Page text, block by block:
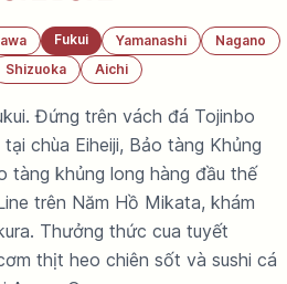
Fukui Yamanashi
Nagano
Shizuoka Aichi
Đứng trên vách đá Tojinbo
chùa Eiheiji, Bảo tàng Khủng
tàng khủng long hàng đầu thế
trên Năm Hồ Mikata, khám
Thưởng thức cua tuyết
thịt heo chiên sốt và sushi cá